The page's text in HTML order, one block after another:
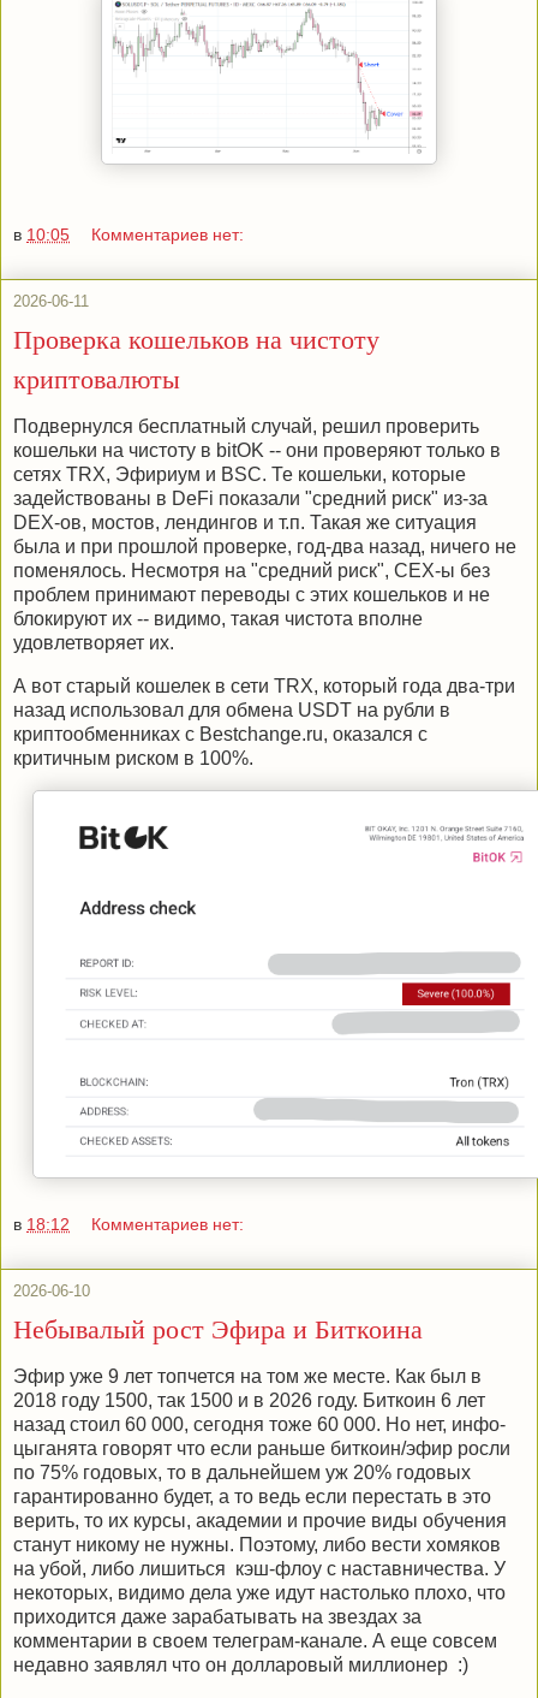
в 10:05 Комментариев нет:
2026-06-11
Проверка кошельков на чистоту
криптовалюты
Подвернулся бесплатный случай, решил проверить
кошельки на чистоту в bitOK -- они проверяют только в
сетях TRX, Эфириум и BSC. Те кошельки, которые
задействованы в DeFi показали "средний риск" из-за
DEX-ов, мостов, лендингов и т.п. Такая же ситуация
была и при прошлой проверке, год-два назад, ничего не
поменялось. Несмотря на "средний риск", CEX-ы без
проблем принимают переводы с этих кошельков и не
блокируют их -- видимо, такая чистота вполне
удовлетворяет их.
А вот старый кошелек в сети TRX, который года два-три
назад использовал для обмена USDT на рубли в
криптообменниках с Bestchange.ru, оказался с
критичным риском в 100%.
в 18:12 Комментариев нет:
2026-06-10
Небывалый рост Эфира и Биткоина
Эфир уже 9 лет топчется на том же месте. Как был в
2018 году 1500, так 1500 и в 2026 году. Биткоин 6 лет
назад стоил 60 000, сегодня тоже 60 000. Но нет, инфо-
цыганята говорят что если раньше биткоин/эфир росли
по 75% годовых, то в дальнейшем уж 20% годовых
гарантированно будет, а то ведь если перестать в это
верить, то их курсы, академии и прочие виды обучения
станут никому не нужны. Поэтому, либо вести хомяков
на убой, либо лишиться кэш-флоу с наставничества. У
некоторых, видимо дела уже идут настолько плохо, что
приходится даже зарабатывать на звездах за
комментарии в своем телеграм-канале. А еще совсем
недавно заявлял что он долларовый миллионер :)